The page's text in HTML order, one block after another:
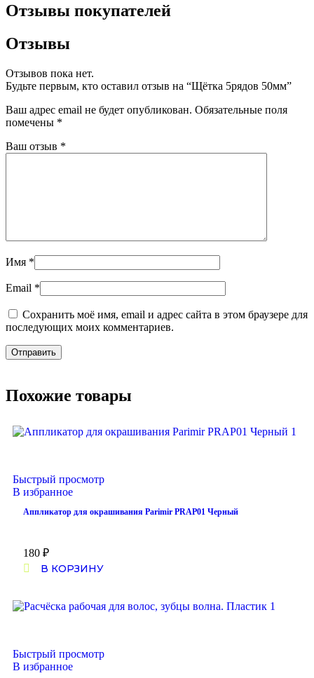
Отзывы покупателей
Отзывы
Отзывов пока нет.
Будьте первым, кто оставил отзыв на “Щётка 5рядов 50мм”
Ваш адрес email не будет опубликован. Обязательные поля
помечены *
Ваш отзыв *
Имя *
Email *
Сохранить моё имя, email и адрес сайта в этом браузере для
последующих моих комментариев.
Похожие товары
Быстрый просмотр
В избранное
Аппликатор для окрашивания Parimir PRAP01 Черный
180 ₽
В КОРЗИНУ
Быстрый просмотр
В избранное